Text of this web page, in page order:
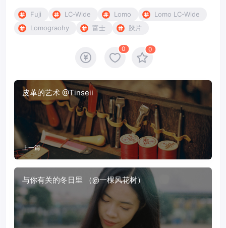
Fuji LC-Wide Lomo
Lomo LC-Wide
Lomograohy
富士 胶片
0 0
皮革的艺术 @Tinseii
上一篇
与你有关的冬日里 （@一棵风花树）